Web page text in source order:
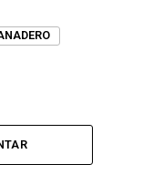
a les
les 11.00h